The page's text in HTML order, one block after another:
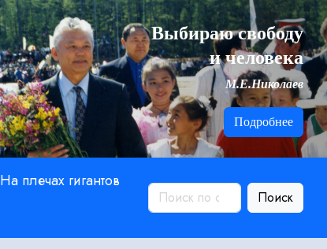
Выбираю свободу
и человека
М.Е.Николаев
Подробнее
На плечах гигантов
Поиск